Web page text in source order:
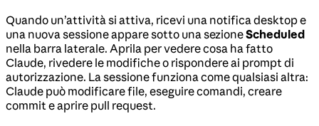
Quando un’attività si attiva, ricevi una notifica desktop e
una nuova sessione appare sotto una sezioneScheduled
nella barra laterale. Aprila per vedere cosa ha fatto
Claude, rivedere le modifiche o rispondere ai prompt di
autorizzazione. La sessione funziona come qualsiasi altra:
Claude può modificare file, eseguire comandi, creare
commit e aprire pull request.